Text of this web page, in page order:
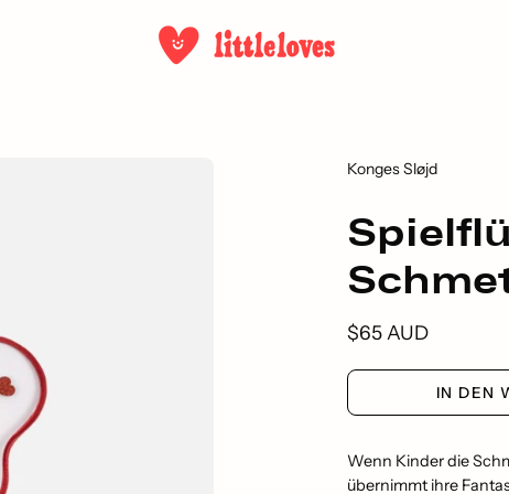
Konges Sløjd
$65 AUD
IN DEN
Wenn Kinder die
übernimmt ihre